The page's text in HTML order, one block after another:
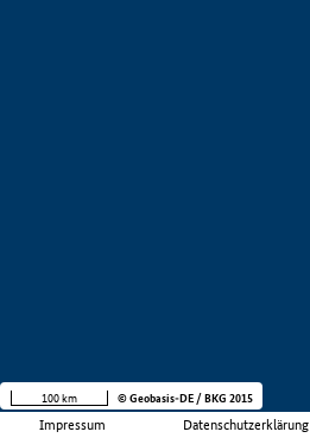
Impressum Datenschutzerklärung
100 km © Geobasis-DE / BKG 2015